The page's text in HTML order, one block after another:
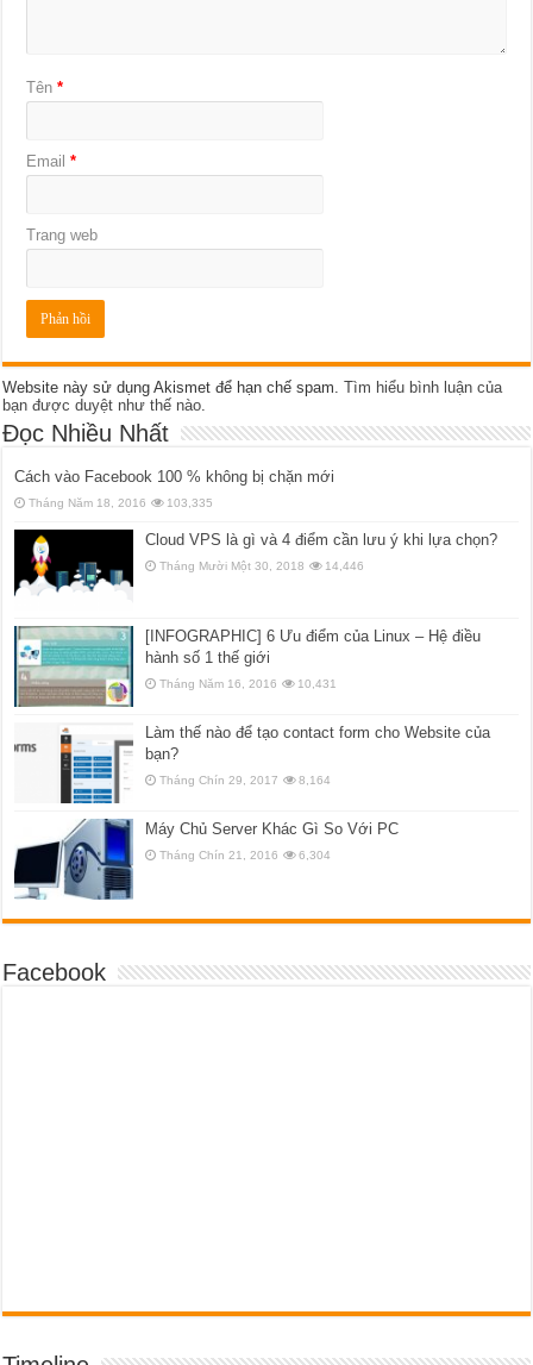
Tên*
Email*
Trang web
Website này sử dụng Akismet để hạn chế spam.Tìm hiểu bình luận của
bạn được duyệt như thế nào
Đọc Nhiều Nhất
Cách vào Facebook 100 % không bị chặn mới
Tháng Năm 18, 2016 103,335
Cloud VPS là gì và 4 điểm cần lưu ý khi lựa chọn?
Tháng Mười Một 30, 2018 14,446
[INFOGRAPHIC] 6 Ưu điểm của Linux – Hệ điều
hành số 1 thế giới
Tháng Năm 16, 2016 10,431
Làm thế nào để tạo contact form cho Website của
bạn?
Tháng Chín 29, 2017 8,164
Máy Chủ Server Khác Gì So Với PC
Tháng Chín 21, 2016 6,304
Facebook